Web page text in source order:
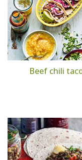
Beef chili